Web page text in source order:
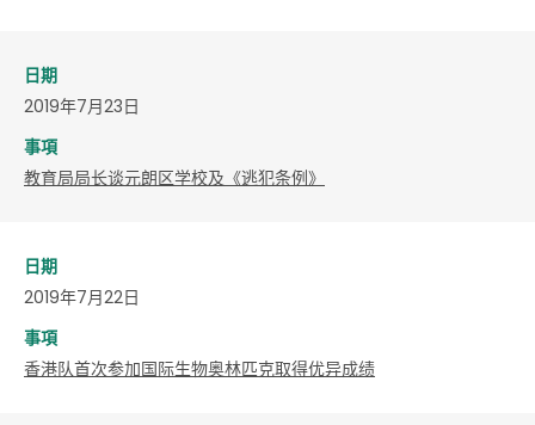
日期
2019年7月23日
事項
教育局局长谈元朗区学校及《逃犯条例》
日期
2019年7月22日
事項
香港队首次参加国际生物奥林匹克取得优异成绩